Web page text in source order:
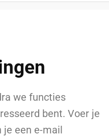
we functies
bent. Voer je
een e-mail